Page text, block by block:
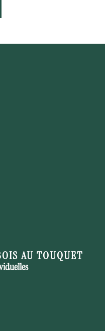
AU TOUQUET